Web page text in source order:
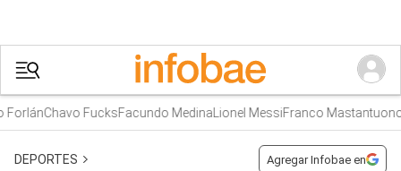
Chavo FucksFacundo MedinaLionel MessiFranco Mastantuono
DEPORTES Agregar Infobae en